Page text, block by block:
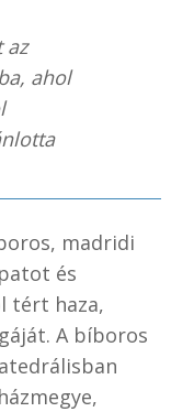
az
ahol
madridi
és
tért haza,
A bíboros